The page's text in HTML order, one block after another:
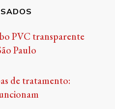
PVC transparente
Paulo
de tratamento: